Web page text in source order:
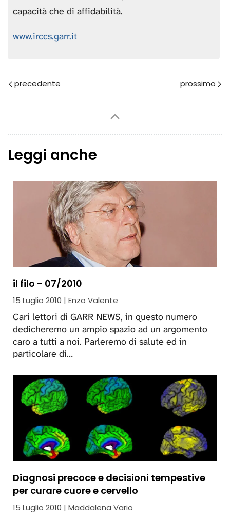
capacità che di affidabilità.
www.irccs.garr.it
Leggi anche
il filo - 07/2010
15 Luglio 2010 | Enzo Valente
Cari lettori di GARR NEWS, in questo numero
dedicheremo un ampio spazio ad un argomento
caro a tutti a noi. Parleremo di salute ed in
particolare di…
Diagnosi precoce e decisioni tempestive
per curare cuore e cervello
15 Luglio 2010 | Maddalena Vario